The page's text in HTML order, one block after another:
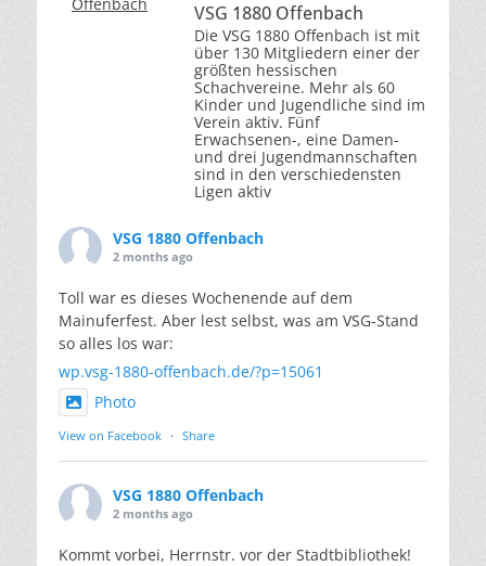
VSG 1880 Offenbach
Die VSG 1880 Offenbach ist mit
über 130 Mitgliedern einer der
größten hessischen
Schachvereine. Mehr als 60
Kinder und Jugendliche sind im
Verein aktiv. Fünf
Erwachsenen-, eine Damen-
und drei Jugendmannschaften
sind in den verschiedensten
Ligen aktiv
VSG 1880 Offenbach
2 months ago
Toll war es dieses Wochenende auf dem
Mainuferfest. Aber lest selbst, was am VSG-Stand
so alles los war:
wp.vsg-1880-offenbach.de/?p=15061
Photo
View on Facebook · Share
VSG 1880 Offenbach
2 months ago
Kommt vorbei, Herrnstr. vor der Stadtbibliothek!